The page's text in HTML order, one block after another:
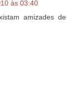
às 03:40
amizades de